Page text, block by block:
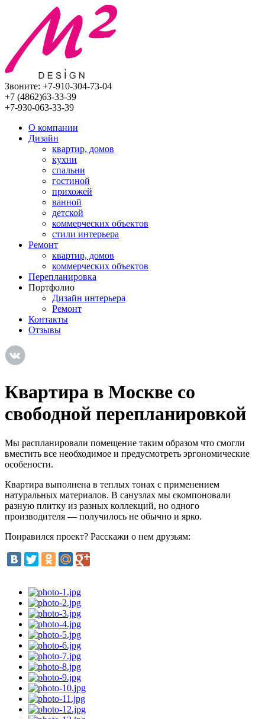
Звоните: +7-910-304-73-04
+7 (4862)63-33-39
+7-930-063-33-39
О компании
Дизайн
квартир, домов
кухни
спальни
гостиной
прихожей
ванной
детской
коммерческих объектов
стили интерьера
Ремонт
квартир, домов
коммерческих объектов
Перепланировка
Портфолио
Дизайн интерьера
Ремонт
Контакты
Отзывы
Квартира в Москве со
свободной перепланировкой
Мы распланировали помещение таким образом что смогли
вместить все необходимое и предусмотреть эргономические
особености.
Квартира выполнена в теплых тонах с применением
натуральных материалов. В санузлах мы скомпоновали
разную плитку из разных коллекций, но одного
производителя — получилось не обычно и ярко.
Понравился проект? Расскажи о нем друзьям: